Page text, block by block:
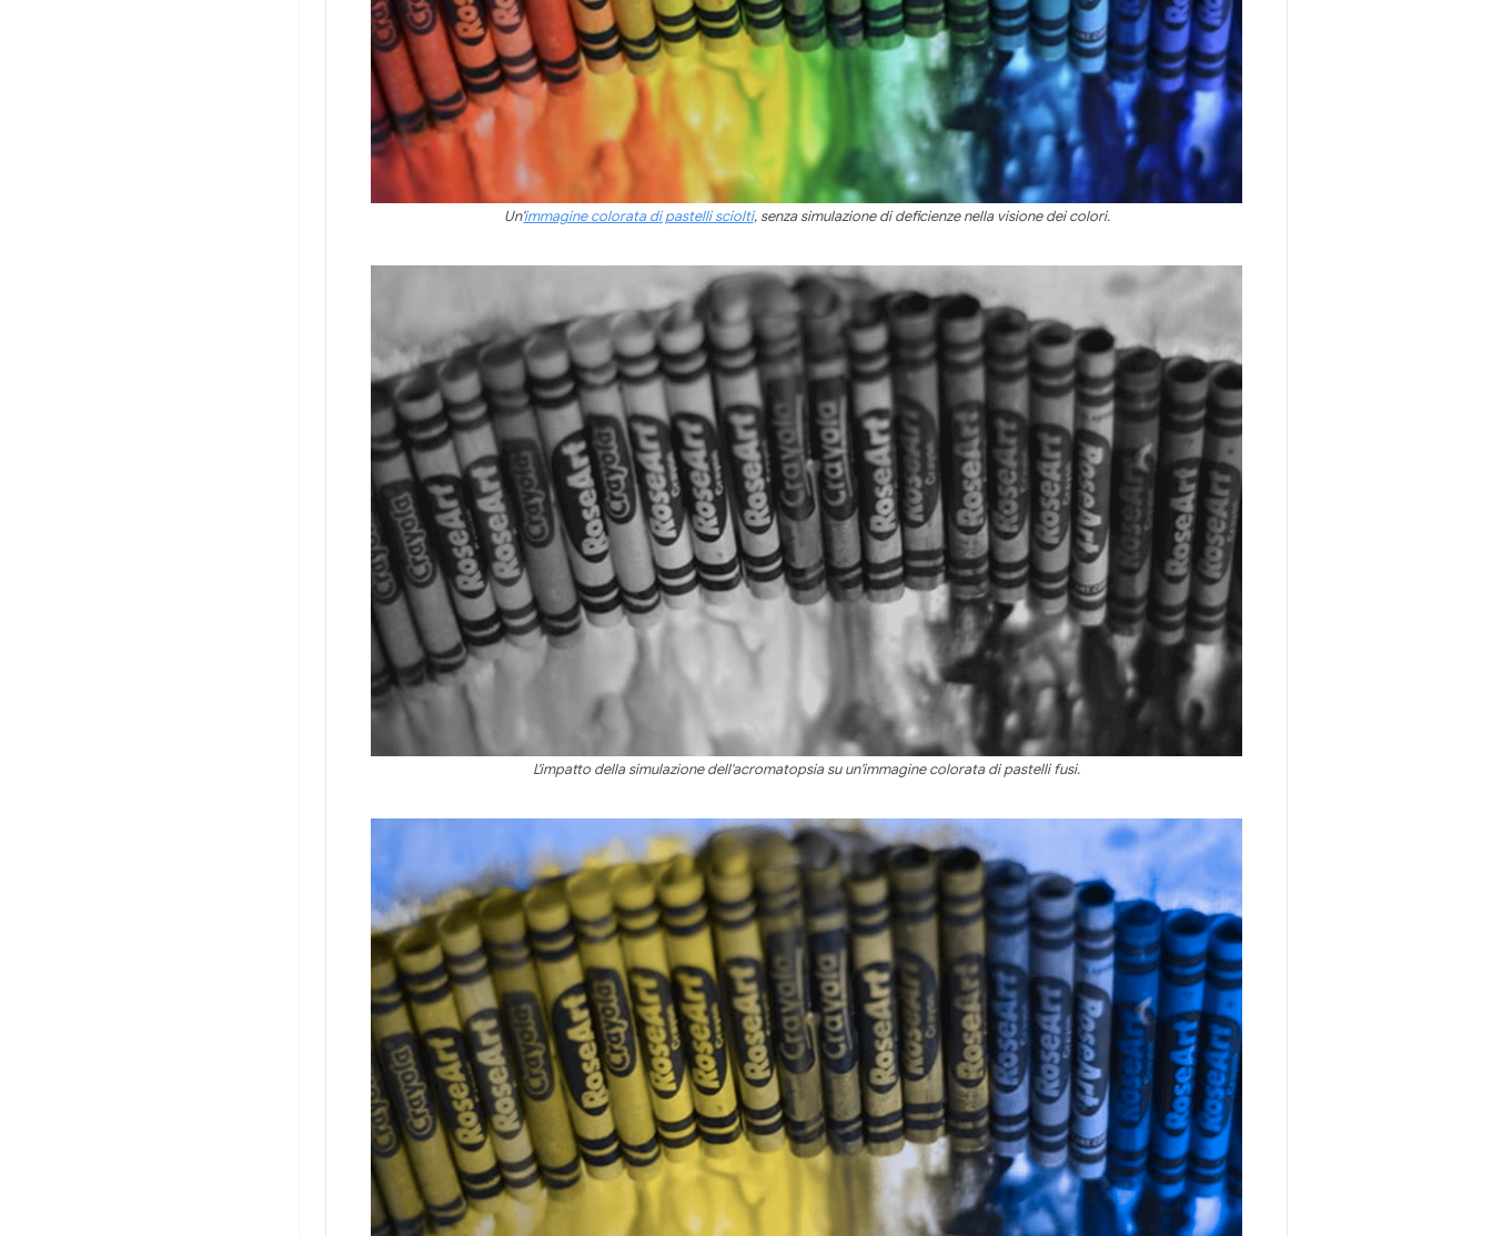
Un'immagine colorata di pastelli sciolti, senza simulazione di deficienze nella visione dei colori.
L'impatto della simulazione dell'acromatopsia su un'immagine colorata di pastelli fusi.